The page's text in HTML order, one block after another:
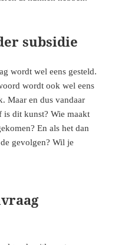
subsidie
wordt wel eens gesteld.
wordt ook wel eens
Maar en dus vandaar
is dit kunst? Wie maakt
En als het dan
gevolgen? Wil je